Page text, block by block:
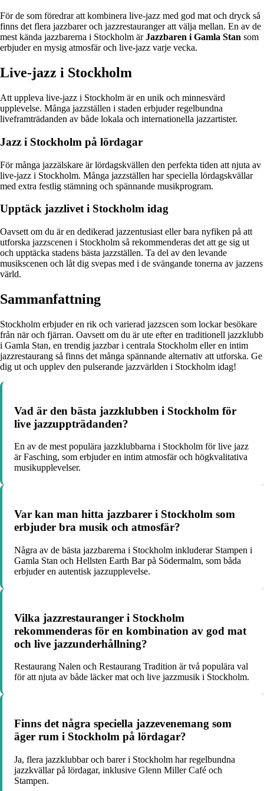
För de som föredrar att kombinera live-jazz med god mat och dryck så
finns det flera jazzbarer och jazzrestauranger att välja mellan. En av de
mest kända jazzbarerna i Stockholm ärJazzbaren i Gamla Stan som
erbjuder en mysig atmosfär och live-jazz varje vecka.
Live-jazz i Stockholm
Att uppleva live-jazz i Stockholm är en unik och minnesvärd
upplevelse. Många jazzställen i staden erbjuder regelbundna
liveframträdanden av både lokala och internationella jazzartister.
Jazz i Stockholm på lördagar
För många jazzälskare är lördagskvällen den perfekta tiden att njuta av
live-jazz i Stockholm. Många jazzställen har speciella lördagskvällar
med extra festlig stämning och spännande musikprogram.
Upptäck jazzlivet i Stockholm idag
Oavsett om du är en dedikerad jazzentusiast eller bara nyfiken på att
utforska jazzscenen i Stockholm så rekommenderas det att ge sig ut
och upptäcka stadens bästa jazzställen. Ta del av den levande
musikscenen och låt dig svepas med i de svängande tonerna av jazzens
värld.
Sammanfattning
Stockholm erbjuder en rik och varierad jazzscen som lockar besökare
från när och fjärran. Oavsett om du är ute efter en traditionell jazzklubb
i Gamla Stan, en trendig jazzbar i centrala Stockholm eller en intim
jazzrestaurang så finns det många spännande alternativ att utforska. Ge
dig ut och upplev den pulserande jazzvärlden i Stockholm idag!
Vad är den bästa jazzklubben i Stockholm för
live jazzuppträdanden?
En av de mest populära jazzklubbarna i Stockholm för live jazz
är Fasching, som erbjuder en intim atmosfär och högkvalitativa
musikupplevelser.
Var kan man hitta jazzbarer i Stockholm som
erbjuder bra musik och atmosfär?
Några av de bästa jazzbarerna i Stockholm inkluderar Stampen i
Gamla Stan och Hellsten Earth Bar på Södermalm, som båda
erbjuder en autentisk jazzupplevelse.
Vilka jazzrestauranger i Stockholm
rekommenderas för en kombination av god mat
och live jazzunderhållning?
Restaurang Nalen och Restaurang Tradition är två populära val
för att njuta av både läcker mat och live jazzmusik i Stockholm.
Finns det några speciella jazzevenemang som
äger rum i Stockholm på lördagar?
Ja, flera jazzklubbar och barer i Stockholm har regelbundna
jazzkvällar på lördagar, inklusive Glenn Miller Café och
Stampen.